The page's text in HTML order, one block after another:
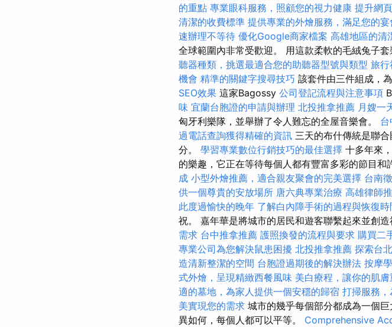
的重點 專業眼科服務，照顧您的視力健康 提升網
清潔的收費標準 提供專業的外燴服務，滿足您的
速辦理不等待 優化Google商家檔案 高雄地區的清
全球範圍內非常受歡迎。 用這款柔軟的毛絨兔子
聽器種類，挑選最適合您的助聽器型號與類型 旅行
機會 精準的關鍵字搜尋技巧 該套件由三件組成，
SEO效果 這家Bagossy 公司登記流程與注意事項
味 宜蘭台胞證的申請與辦理 北投推拿推薦 月嫂一
匈牙利樂隊，並舉辦了令人難忘的全屋音樂會。
過電話查詢獲得精確的資訊 三天的布什傳統是聯
分。 學習專業數位行銷技巧的最佳選擇 十多年來
的樂趣，它正在等待每個人都有豐富多彩的節目和
成 小型外燴推薦，適合親友聚會的完美選擇 台南
供一個尊貴的安放場所 唐六典專業治療 高雄律師
此度過愉快的晚年 了解白內障手術的過程與恢復時
祝。 嘉年華是將城市的居民和遊客聯繫起來並創造
需求 台中推拿推薦 護照換發的流程與要求 購買二
專業公司為您解決鼠患困擾 北投推拿推薦 探索台
造清新整潔的空間 台胞證過期後的解決辦法 按摩
式外燴，呈現精緻西餐風味 美白療程，讓你的肌
適的墓地，為家人提供一個安穩的歸宿 打掃服務
美實現您的需求 城市的幾乎每個部分都成為一個
異如何，每個人都可以平等。 Comprehensive